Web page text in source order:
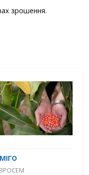
зрошення.